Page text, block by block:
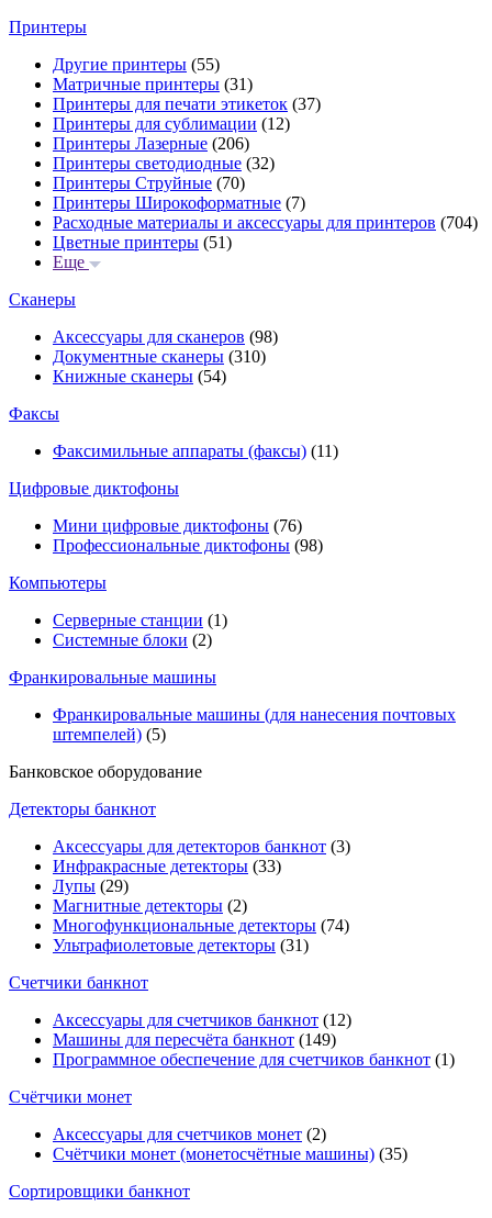
Принтеры
Другие принтеры (55)
Матричные принтеры (31)
Принтеры для печати этикеток (37)
Принтеры для сублимации (12)
Принтеры Лазерные (206)
Принтеры светодиодные (32)
Принтеры Струйные (70)
Принтеры Широкоформатные (7)
Расходные материалы и аксессуары для принтеров (704)
Цветные принтеры (51)
Еще
Сканеры
Аксессуары для сканеров (98)
Документные сканеры (310)
Книжные сканеры (54)
Факсы
Факсимильные аппараты (факсы) (11)
Цифровые диктофоны
Мини цифровые диктофоны (76)
Профессиональные диктофоны (98)
Компьютеры
Серверные станции (1)
Системные блоки (2)
Франкировальные машины
Франкировальные машины (для нанесения почтовых
штемпелей) (5)
Банковское оборудование
Детекторы банкнот
Аксессуары для детекторов банкнот (3)
Инфракрасные детекторы (33)
Лупы (29)
Магнитные детекторы (2)
Многофункциональные детекторы (74)
Ультрафиолетовые детекторы (31)
Счетчики банкнот
Аксессуары для счетчиков банкнот (12)
Машины для пересчёта банкнот (149)
Программное обеспечение для счетчиков банкнот (1)
Счётчики монет
Аксессуары для счетчиков монет (2)
Счётчики монет (монетосчётные машины) (35)
Cортировщики банкнот